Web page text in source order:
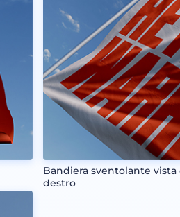
Bandiera sventolante vista
destro